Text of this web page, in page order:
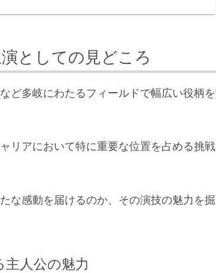
としての見どころ
ど多岐にわたるフィールドで幅広い役柄
リアにおいて特に重要な位置を占める挑
な感動を届けるのか、その演技の魅力を
人公の魅力